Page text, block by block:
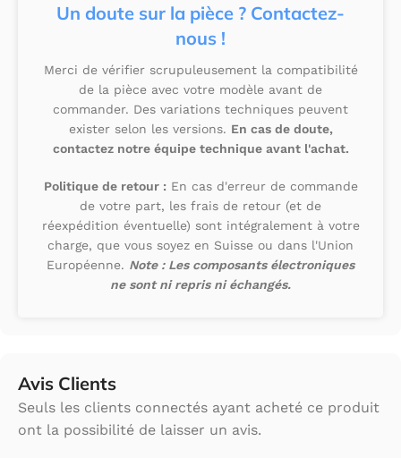
Un doute sur la pièce ? Contactez-
nous !
Merci de vérifier scrupuleusement la compatibilité
de la pièce avec votre modèle avant de
commander. Des variations techniques peuvent
exister selon les versions. En cas de doute,
contactez notre équipe technique avant l'achat.
Politique de retour : En cas d'erreur de commande
de votre part, les frais de retour (et de
réexpédition éventuelle) sont intégralement à votre
charge, que vous soyez en Suisse ou dans l'Union
Européenne. Note : Les composants électroniques
ne sont ni repris ni échangés.
Avis Clients
Seuls les clients connectés ayant acheté ce produit
ont la possibilité de laisser un avis.